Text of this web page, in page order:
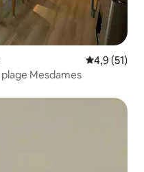
Évaluation
4,9 (51)
Mesdames
appréciés